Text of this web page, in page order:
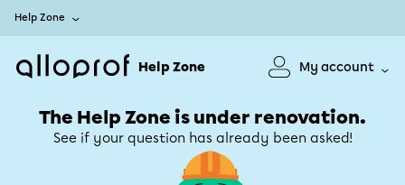
Help Zone
Help Zone My account
The Help Zone is under renovation.
See if your question has already been asked!